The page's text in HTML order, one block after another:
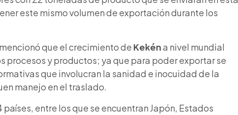
este mismo volumen de exportación durante los
que el crecimiento de Kekéna nivel mundial
procesos y productos; ya que para poder exportar se
que involucran la sanidad e inocuidad de la
manejo en el traslado.
entre los que se encuentran Japón, Estados